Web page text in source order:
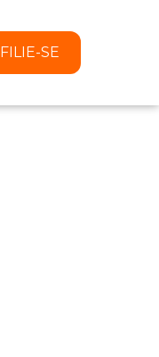
FILIE-SE